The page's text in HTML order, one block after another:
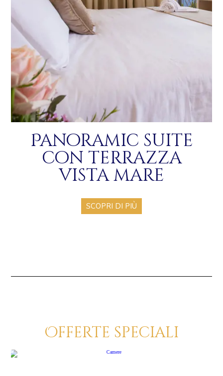
Panoramic suite
con terrazza
vista mare
SCOPRI DI PIÙ
Offerte speciali